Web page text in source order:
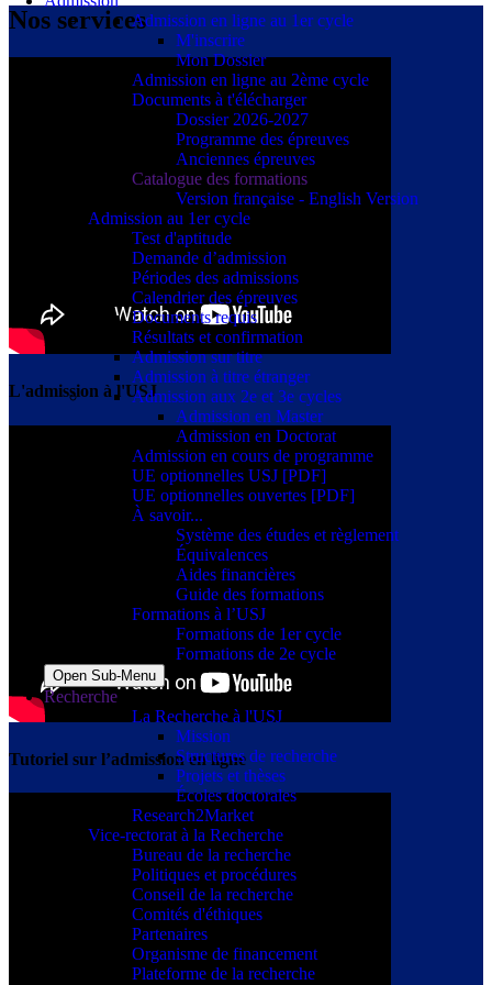
Admission en ligne au 1er cycle
M'inscrire
Mon Dossier
Admission en ligne au 2ème cycle
Documents à t'élécharger
Dossier 2026-2027
Programme des épreuves
Anciennes épreuves
Catalogue des formations
Version française - English Version
Admission au 1er cycle
Test d'aptitude
Demande d’admission
Périodes des admissions
Calendrier des épreuves
Documents requis
Résultats et confirmation
Admission sur titre
Admission à titre étranger
Admission aux 2e et 3e cycles
Admission en Master
Admission en Doctorat
Admission en cours de programme
UE optionnelles USJ [PDF]
UE optionnelles ouvertes [PDF]
À savoir...
Système des études et règlement
Équivalences
Aides financières
Guide des formations
Formations à l’USJ
Formations de 1er cycle
Formations de 2e cycle
Open Sub-Menu
Recherche
La Recherche à l'USJ
Mission
Structures de recherche
Projets et thèses
Écoles doctorales
Research2Market
Vice-rectorat à la Recherche
Bureau de la recherche
Politiques et procédures
Conseil de la recherche
Comités d'éthiques
Partenaires
Organisme de financement
Plateforme de la recherche
Nos services
L'admission à l'USJ
Tutoriel sur l’admission en ligne